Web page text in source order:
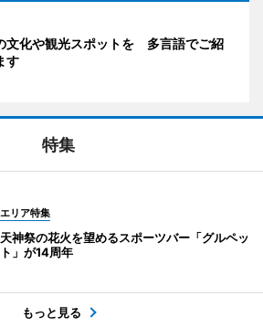
文化や観光スポットを 多言語でご紹
す
特集
エリア特集
天神祭の花火を望めるスポーツバー「グルペッ
ト」が14周年
もっと見る